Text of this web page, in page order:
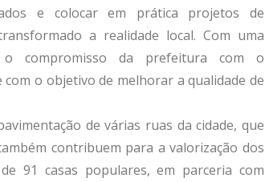
e colocar em prática projetos de
a realidade local. Com uma
o compromisso da prefeitura com o
o objetivo de melhorar a qualidade de
de várias ruas da cidade, que
contribuem para a valorização dos
91 casas populares, em parceria com